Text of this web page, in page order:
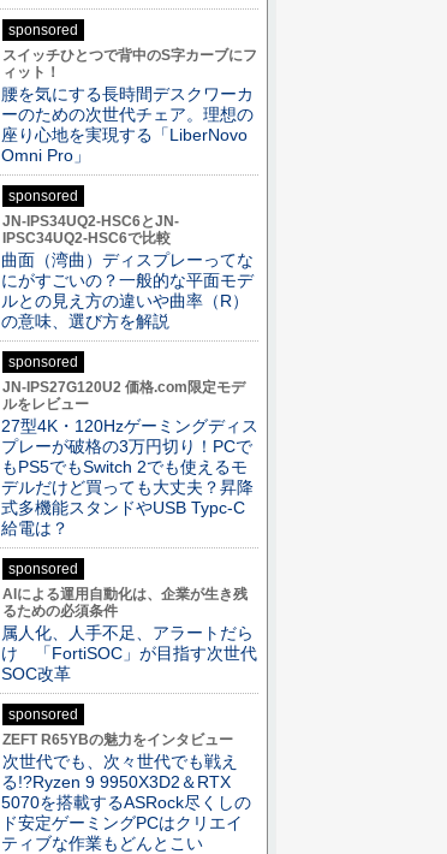
sponsored
スイッチひとつで背中のS字カーブにフ
ィット！
腰を気にする長時間デスクワーカ
ーのための次世代チェア。理想の
座り心地を実現する「LiberNovo
Omni Pro」
sponsored
JN-IPS34UQ2-HSC6とJN-
IPSC34UQ2-HSC6で比較
曲面（湾曲）ディスプレーってな
にがすごいの？一般的な平面モデ
ルとの見え方の違いや曲率（R）
の意味、選び方を解説
sponsored
JN-IPS27G120U2 価格.com限定モデ
ルをレビュー
27型4K・120Hzゲーミングディス
プレーが破格の3万円切り！PCで
もPS5でもSwitch 2でも使えるモ
デルだけど買っても大丈夫？昇降
式多機能スタンドやUSB Typc-C
給電は？
sponsored
AIによる運用自動化は、企業が生き残
るための必須条件
属人化、人手不足、アラートだら
け 「FortiSOC」が目指す次世代
SOC改革
sponsored
ZEFT R65YBの魅力をインタビュー
次世代でも、次々世代でも戦え
る!?Ryzen 9 9950X3D2＆RTX
5070を搭載するASRock尽くしの
ド安定ゲーミングPCはクリエイ
ティブな作業もどんとこい